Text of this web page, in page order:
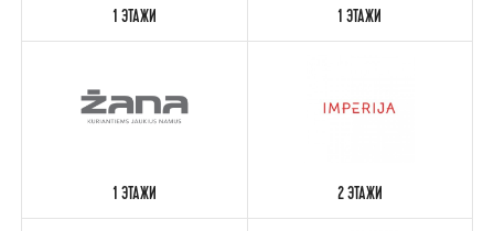
1 ЭТАЖИ 1 ЭТАЖИ
1 ЭТАЖИ 2 ЭТАЖИ